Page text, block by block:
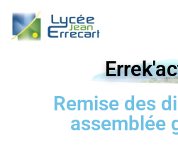
Aller
Remise des
assemblée